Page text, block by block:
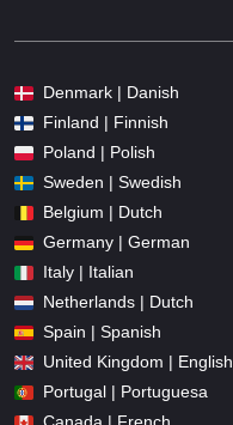
Denmark | Danish
Finland | Finnish
Poland | Polish
Sweden | Swedish
Belgium | Dutch
Germany | German
Italy | Italian
Netherlands | Dutch
Spain | Spanish
United Kingdom | English
Portugal | Portuguesa